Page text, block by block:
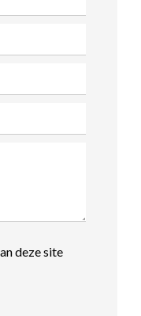
deze site